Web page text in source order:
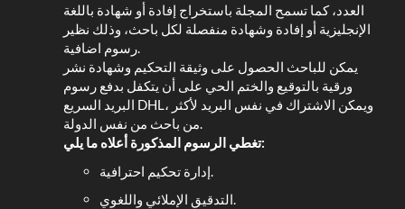
العدد، كما تسمح المجلة باستخراج إفادة أو شهادة باللغة
الإنجليزية أو إفادة وشهادة منفصلة لكل باحث، وذلك نظير
رسوم اضافية.
يمكن للباحث الحصول على وثيقة التحكيم وشهادة نشر
ورقية بالتوقيع والختم الحي على أن يتكفل بدفع رسوم
البريد السريع DHL، ويمكن الاشتراك في نفس البريد لأكثر
من باحث من نفس الدولة.
تغطي الرسوم المذكورة أعلاه ما يلي:
التدقيق الإملائي واللغوي.